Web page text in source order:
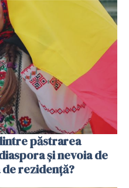
păstrarea
și nevoia de
rezidență?